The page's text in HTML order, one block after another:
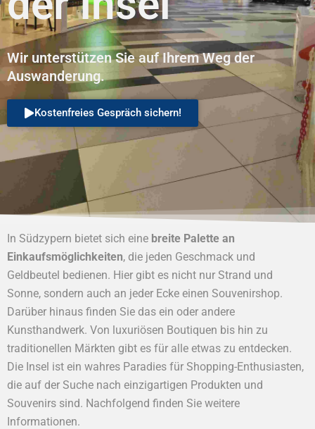
Wir unterstützen Sie auf Ihrem Weg der
Auswanderung.
Kostenfreies Gespräch sichern!
In Südzypern bietet sich eine breite Palette an
Einkaufsmöglichkeiten, die jeden Geschmack und
Geldbeutel bedienen. Hier gibt es nicht nur Strand und
Sonne, sondern auch an jeder Ecke einen Souvenirshop.
Darüber hinaus finden Sie das ein oder andere
Kunsthandwerk. Von luxuriösen Boutiquen bis hin zu
traditionellen Märkten gibt es für alle etwas zu entdecken.
Die Insel ist ein wahres Paradies für Shopping-Enthusiasten,
die auf der Suche nach einzigartigen Produkten und
Souvenirs sind. Nachfolgend finden Sie weitere
Informationen.